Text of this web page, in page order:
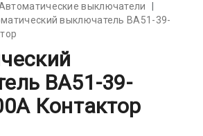
выключатели
выключатель ВА51-39-
ВА51-39-
Контактор